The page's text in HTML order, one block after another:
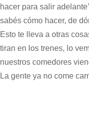
hacer para salir
sabés cómo hacer, de
Esto te lleva a otras
tiran en los trenes, lo
nuestros comedores
La gente ya no come